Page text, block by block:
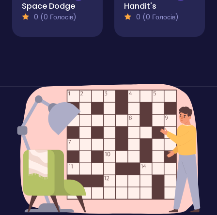
Space Dodge
0 (0 Голосів)
Handit's
0 (0 Голосів)